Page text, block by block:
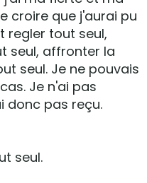
croire que j'aurai pu
regler tout seul,
seul, affronter la
seul. Je ne pouvais
Je n'ai pas
donc pas reçu.
seul.